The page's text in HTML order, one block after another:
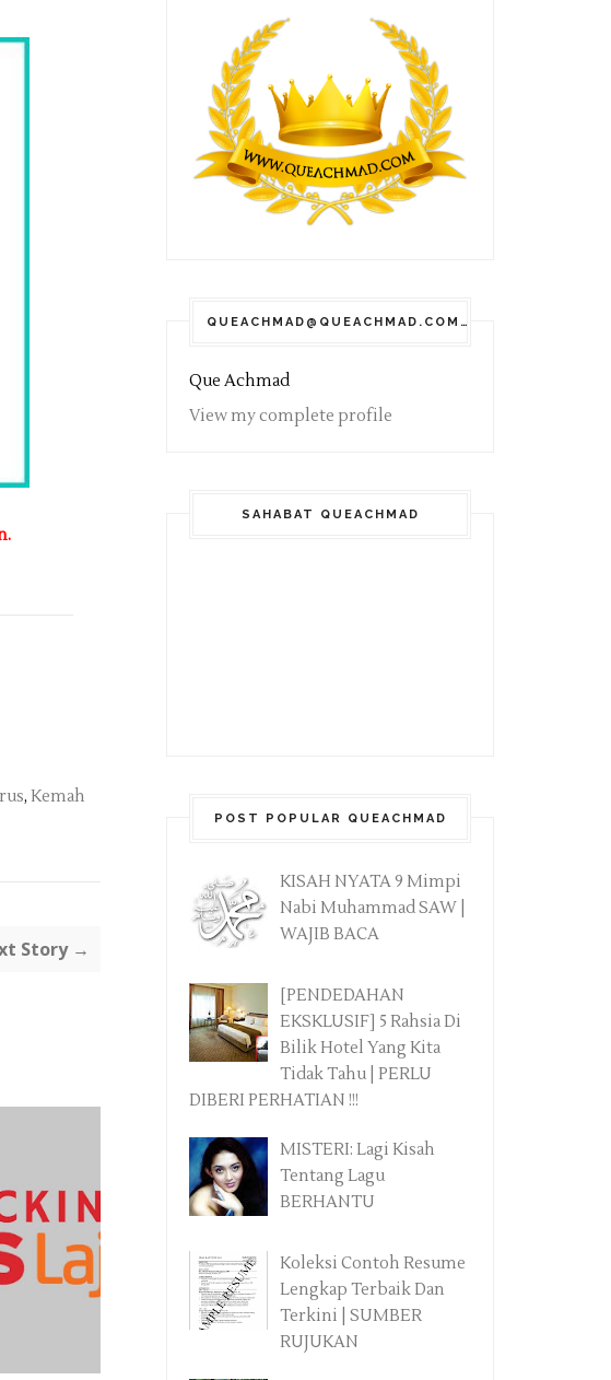
, Kemah
Story →
QUEACHMAD@QUEACHMAD.COM
Que Achmad
View my complete profile
SAHABAT QUEACHMAD
POST POPULAR QUEACHMAD
KISAH NYATA 9 Mimpi
Nabi Muhammad SAW |
WAJIB BACA
[PENDEDAHAN
EKSKLUSIF] 5 Rahsia Di
Bilik Hotel Yang Kita
Tidak Tahu | PERLU
DIBERI PERHATIAN !!!
MISTERI: Lagi Kisah
Tentang Lagu
BERHANTU
Koleksi Contoh Resume
Lengkap Terbaik Dan
Terkini | SUMBER
RUJUKAN